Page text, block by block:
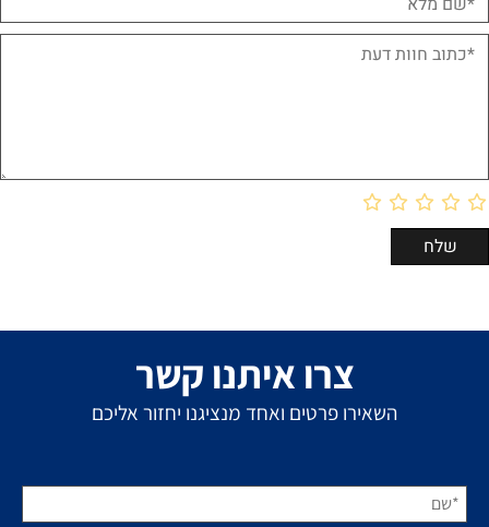
צרו איתנו קשר
השאירו פרטים ואחד מנציגנו יחזור אליכם